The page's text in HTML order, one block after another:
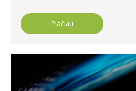
Plačiau